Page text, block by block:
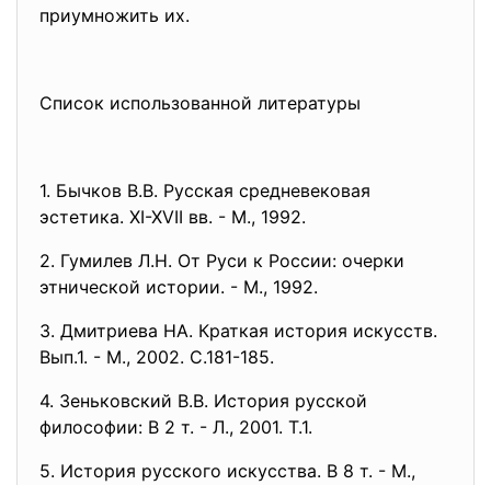
приумножить их.
Список использованной литературы
1. Бычков В.В. Русская средневековая
эстетика. XI-XVII вв. - М., 1992.
2. Гумилев Л.Н. От Руси к России: очерки
этнической истории. - М., 1992.
3. Дмитриева НА. Краткая история искусств.
Вып.1. - М., 2002. С.181-185.
4. Зеньковский В.В. История русской
философии: В 2 т. - Л., 2001. Т.1.
5. История русского искусства. В 8 т. - М.,